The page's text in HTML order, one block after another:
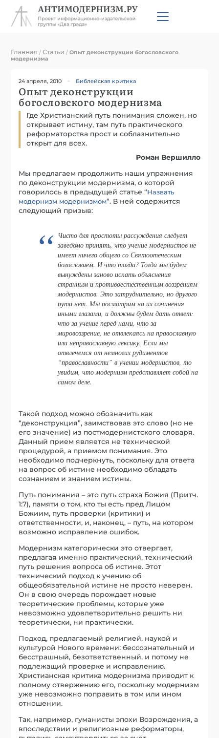
Главная /Статьи /Опыт деконструкции богословского
модернизма
24 апреля, 2010 Библейская критика
Опыт деконструкции
богословского модернизма
Где Христианский путь понимания сложен, но
открывает истину, там путь практического
реформаторства прост и соблазнительно
открыт для всех.
Роман Вершилло
Мы предлагаем продолжить наши упражнения
по деконструкции модернизма, о которой
говорилось в предыдущей статье “Назвать
модернизм модернизмом“. В ней содержится
следующий призыв:
Чисто для простоты рассуждения следует
заведомо принять, что учение модернистов не
имеет ничего общего со Святоотеческим
богословием. И что тогда? Тогда мы будем
вынуждены заново искать объяснения
странным и противоестественным воззрениям
модернистов. Это затруднительно, но другого
пути нет. Мы посмотрим на их сочинения
иными глазами, и должны будем дать ответ:
что за учение перед нами, что за
мировоззрение, не отвлекаясь на православную
или неправославную лексику. Если мы
отвлечемся от немногих рудиментов
“православности” в учении модернистов, то
увидим, что модернизм представляет собой на
самом деле.
Такой подход можно обозначить как
“деконструкция”, заимствовав это слово (но не
его значение) из постмодернистского словаря.
Данный прием является не технической
процедурой, а приемом понимания. Это
необходимо подчеркнуть, поскольку для ответа
на вопрос об истине необходимо обладать
сознанием и знанием истины.
Путь понимания – это путь страха Божия (Притч.
1:7), памяти о том, кто ты есть пред Лицом
Божиим, путь проверки (критики) и
ответственности, и, наконец, – путь, на котором
возможно исправление ошибок.
Модернизм категорически это отвергает,
предлагая именно практический, технический
путь решения вопроса об истине. Этот
технический подход к учению об
общеобязательной истине не просто неверен.
Он в свою очередь порождает новые
теоретические проблемы, которые уже
невозможно удовлетворительно решить ни
теоретически, ни практически.
Подход, предлагаемый религией, наукой и
культурой Нового времени: бессознательный и
бесстрашный, безответственный, и потому не
подлежащий проверке и исправлению.
Христианская критика модернизма приводит к
полному отвержению его, поскольку модернизм
уже невозможно поправить в том или ином
отношении.
Так, например, гуманисты эпохи Возрождения, а
впоследствии и религиозные реформаторы,